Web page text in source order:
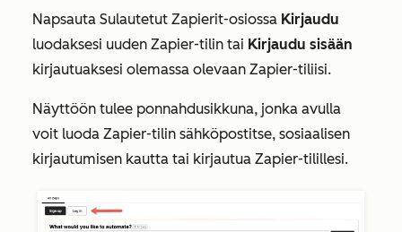
Napsauta Sulautetut Zapierit-osiossa Kirjaudu
luodaksesi uuden Zapier-tilin tai Kirjaudu sisään
kirjautuaksesi olemassa olevaan Zapier-tiliisi.
Näyttöön tulee ponnahdusikkuna, jonka avulla
voit luoda Zapier-tilin sähköpostitse, sosiaalisen
kirjautumisen kautta tai kirjautua Zapier-tilillesi.